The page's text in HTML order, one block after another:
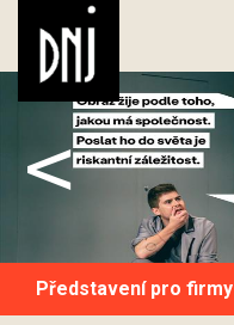
<
Představení pro firmy